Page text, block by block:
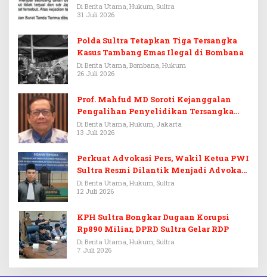
Di Berita Utama, Hukum, Sultra
31 Juli 2026
Polda Sultra Tetapkan Tiga Tersangka
Kasus Tambang Emas Ilegal di Bombana
Di Berita Utama, Bombana, Hukum
26 Juli 2026
Prof. Mahfud MD Soroti Kejanggalan
Pengalihan Penyelidikan Tersangka
Febrie Adriansyah
Di Berita Utama, Hukum, Jakarta
13 Juli 2026
Perkuat Advokasi Pers, Wakil Ketua PWI
Sultra Resmi Dilantik Menjadi Advokat
PERADI
Di Berita Utama, Hukum, Sultra
12 Juli 2026
KPH Sultra Bongkar Dugaan Korupsi
Rp890 Miliar, DPRD Sultra Gelar RDP
Di Berita Utama, Hukum, Sultra
7 Juli 2026